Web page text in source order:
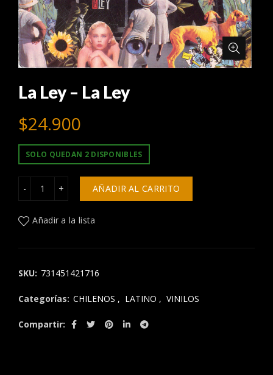
La Ley – La Ley
$24.900
SOLO QUEDAN 2 DISPONIBLES
La Ley - La Ley cantidad
AÑADIR AL CARRITO
Añadir a la lista
SKU: 731451421716
Categorías: CHILENOS , LATINO , VINILOS
Compartir